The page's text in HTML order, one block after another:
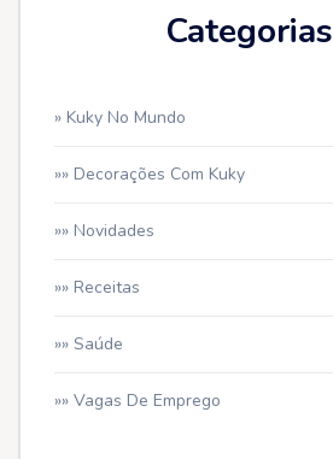
Categorias
» Kuky No Mundo
»» Decorações Com Kuky
»» Novidades
»» Receitas
»» Saúde
»» Vagas De Emprego